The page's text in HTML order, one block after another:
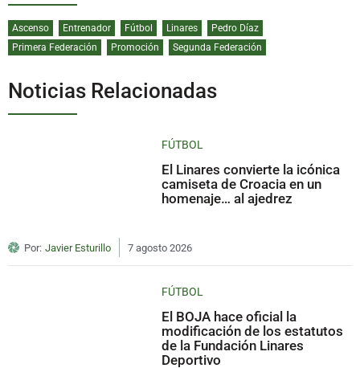
Ascenso Entrenador Fútbol Linares
Pedro Díaz
Primera Federación
Promoción Segunda Federación
Noticias Relacionadas
FÚTBOL
El Linares convierte la icónica
camiseta de Croacia en un
homenaje… al ajedrez
Por: Javier Esturillo 7 agosto 2026
FÚTBOL
El BOJA hace oficial la
modificación de los estatutos
de la Fundación Linares
Deportivo